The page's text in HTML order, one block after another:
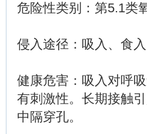
危险性类别：第5.1类
侵入途径：吸入、食入
健康危害：吸入对呼
有刺激性。长期接触
中隔穿孔。